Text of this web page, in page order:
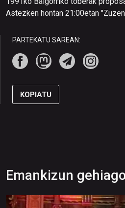
Astezken hontan 21:00etan
PARTEKATU SAREAN:
KOPIATU
Emankizun